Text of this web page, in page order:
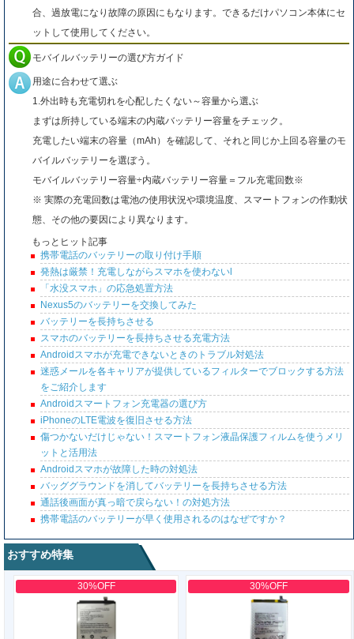
合、過放電になり故障の原因にもなります。できるだけパソコン本体にセ
ットして使用してください。
モバイルバッテリーの選び方ガイド
用途に合わせて選ぶ
1.外出時も充電切れを心配したくない～容量から選ぶ
まずは所持している端末の内蔵バッテリー容量をチェック。
充電したい端末の容量（mAh）を確認して、それと同じか上回る容量のモ
バイルバッテリーを選ぼう。
モバイルバッテリー容量÷内蔵バッテリー容量＝フル充電回数※
※ 実際の充電回数は電池の使用状況や環境温度、スマートフォンの作動状
態、その他の要因により異なります。
もっとヒット記事
携帯電話のバッテリーの取り付け手順
発熱は厳禁！充電しながらスマホを使わないl
「水没スマホ」の応急処置方法
Nexus5のバッテリーを交換してみた
バッテリーを長持ちさせる
スマホのバッテリーを長持ちさせる充電方法
Androidスマホが充電できないときのトラブル対処法
迷惑メールを各キャリアが提供しているフィルターでブロックする方法
をご紹介します
Androidスマートフォン充電器の選び方
iPhoneのLTE電波を復旧させる方法
傷つかないだけじゃない！スマートフォン液晶保護フィルムを使うメリ
ットと活用法
Androidスマホが故障した時の対処法
バッググラウンドを消してバッテリーを長持ちさせる方法
通話後画面が真っ暗で戻らない！の対処方法
携帯電話のバッテリーが早く使用されるのはなぜですか？
おすすめ特集
30%OFF 30%OFF